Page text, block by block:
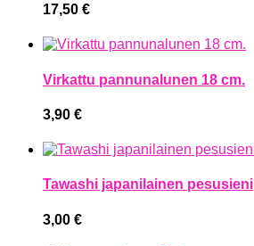
17,50 €
Virkattu pannunalunen 18 cm.
3,90 €
Tawashi japanilainen pesusieni
3,00 €